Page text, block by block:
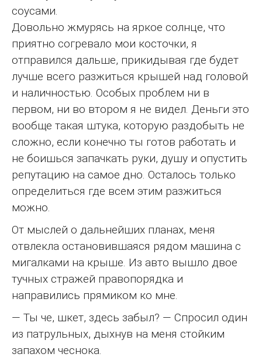
соусами.
Довольно жмурясь на яркое солнце, что
приятно согревало мои косточки, я
отправился дальше, прикидывая где будет
лучше всего разжиться крышей над головой
и наличностью. Особых проблем ни в
первом, ни во втором я не видел. Деньги это
вообще такая штука, которую раздобыть не
сложно, если конечно ты готов работать и
не боишься запачкать руки, душу и опустить
репутацию на самое дно. Осталось только
определиться где всем этим разжиться
можно.
От мыслей о дальнейших планах, меня
отвлекла остановившаяся рядом машина с
мигалками на крыше. Из авто вышло двое
тучных стражей правопорядка и
направились прямиком ко мне.
— Ты че, шкет, здесь забыл? — Спросил один
из патрульных, дыхнув на меня стойким
запахом чеснока.